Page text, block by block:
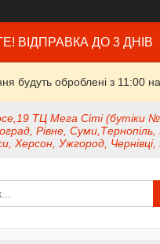
ВІДПРАВКА ДО 3 ДНІВ
будуть оброблені з 11:00
ТЦ Мега Сіті
Рівне,
Херсон, Ужгород, Чернівці,